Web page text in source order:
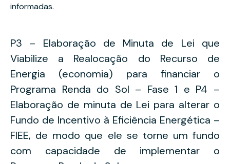
informadas.
P3 – Elaboração de Minuta de Lei que
Viabilize a Realocação do Recurso de
Energia (economia) para financiar o
Programa Renda do Sol – Fase 1 e P4 –
Elaboração de minuta de Lei para alterar o
Fundo de Incentivo à Eficiência Energética –
FIEE, de modo que ele se torne um fundo
com capacidade de implementar o